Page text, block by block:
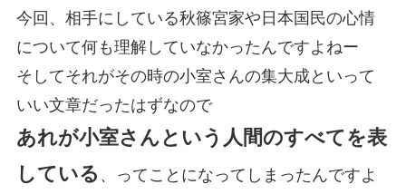
今回、相手にしている秋篠宮家や日本国民の心情
について何も理解していなかったんですよねー
そしてそれがその時の小室さんの集大成といって
いい文章だったはずなので
あれが小室さんという人間のすべてを表
している 、ってことになってしまったんですよ